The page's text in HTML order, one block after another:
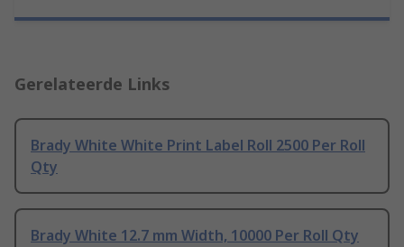
Gerelateerde Links
Brady White White Print Label Roll 2500 Per Roll
Qty
Brady White 12.7 mm Width, 10000 Per Roll Qty